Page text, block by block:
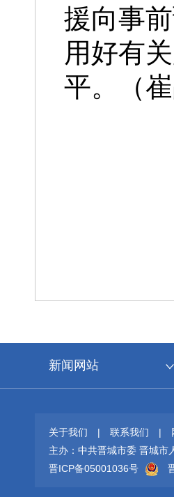
援向事
用好有
平。（
新闻网站
关于我们 | 联系我们 |
主办：中共晋城市委 晋城市
晋ICP备05001036号